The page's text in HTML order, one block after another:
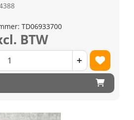
TD06933700
BTW
+